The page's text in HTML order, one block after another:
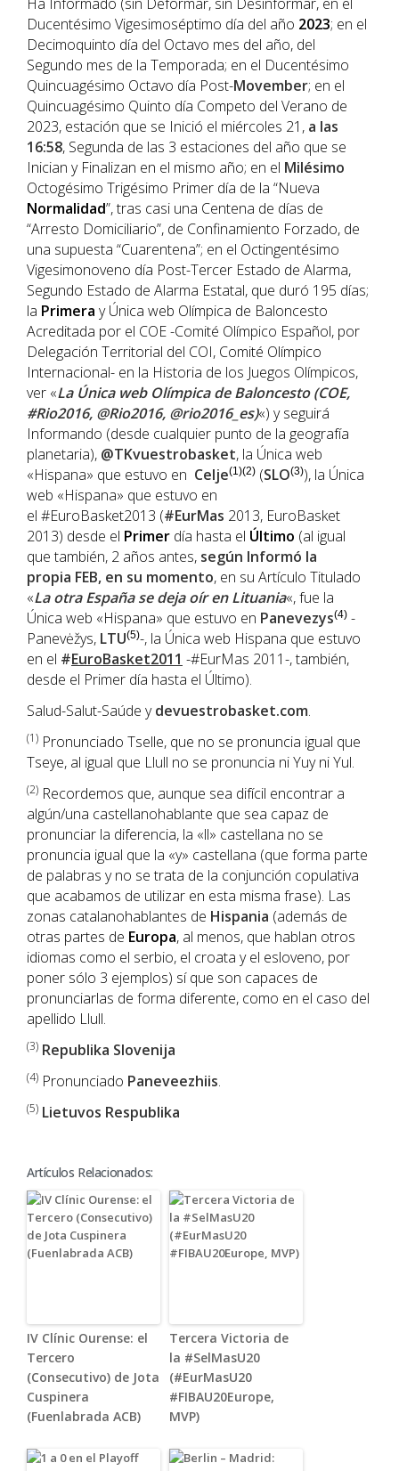
Ducentésimo Vigesimoséptimo día del año 2023; en el
Decimoquinto día del Octavo mes del año, del
Segundo mes de la Temporada; en el Ducentésimo
Quincuagésimo Octavo día Post-Movember; en el
Quincuagésimo Quinto día Competo del Verano de
2023, estación que se Inició el miércoles 21, a las
16:58, Segunda de las 3 estaciones del año que se
Inician y Finalizan en el mismo año; en el Milésimo
Octogésimo Trigésimo Primer día de la “Nueva
Normalidad”, tras casi una Centena de días de
“Arresto Domiciliario”, de Confinamiento Forzado, de
una supuesta “Cuarentena”; en el Octingentésimo
Vigesimonoveno día Post-Tercer Estado de Alarma,
Segundo Estado de Alarma Estatal, que duró 195 días;
la Primera y Única web Olímpica de Baloncesto
Acreditada por el COE -Comité Olímpico Español, por
Delegación Territorial del COI, Comité Olímpico
Internacional- en la Historia de los Juegos Olímpicos,
ver «La Única web Olímpica de Baloncesto (COE,
#Rio2016, @Rio2016, @rio2016_es)«) y seguirá
Informando (desde cualquier punto de la geografía
planetaria), @TKvuestrobasket, la Única web
«Hispana» que estuvo en Celje(1)(2) (SLO(3)), la Única
web «Hispana» que estuvo en
el #EuroBasket2013 (#EurMas 2013, EuroBasket
2013) desde el Primer día hasta el Último (al igual
que también, 2 años antes, según Informó la
propia FEB, en su momento, en su Artículo Titulado
«La otra España se deja oír en Lituania«, fue la
Única web «Hispana» que estuvo en Panevezys(4) -
Panevėžys, LTU(5)-, la Única web Hispana que estuvo
en el #EuroBasket2011 -#EurMas 2011-, también,
desde el Primer día hasta el Último).
Salud-Salut-Saúde ydevuestrobasket.com.
(1) Pronunciado Tselle, que no se pronuncia igual que
Tseye, al igual que Llull no se pronuncia ni Yuy ni Yul.
(2) Recordemos que, aunque sea difícil encontrar a
algún/una castellanohablante que sea capaz de
pronunciar la diferencia, la «ll» castellana no se
pronuncia igual que la «y» castellana (que forma parte
de palabras y no se trata de la conjunción copulativa
que acabamos de utilizar en esta misma frase). Las
zonas catalanohablantes de Hispania (además de
otras partes de Europa, al menos, que hablan otros
idiomas como el serbio, el croata y el esloveno, por
poner sólo 3 ejemplos) sí que son capaces de
pronunciarlas de forma diferente, como en el caso del
apellido Llull.
(3) Republika Slovenija
(4) Pronunciado Paneveezhiis.
(5) Lietuvos Respublika
Artículos Relacionados:
IV Clínic Ourense: el
Tercero
(Consecutivo) de Jota
Cuspinera
(Fuenlabrada ACB)
Tercera Victoria de
la #SelMasU20
(#EurMasU20
#FIBAU20Europe,
MVP)